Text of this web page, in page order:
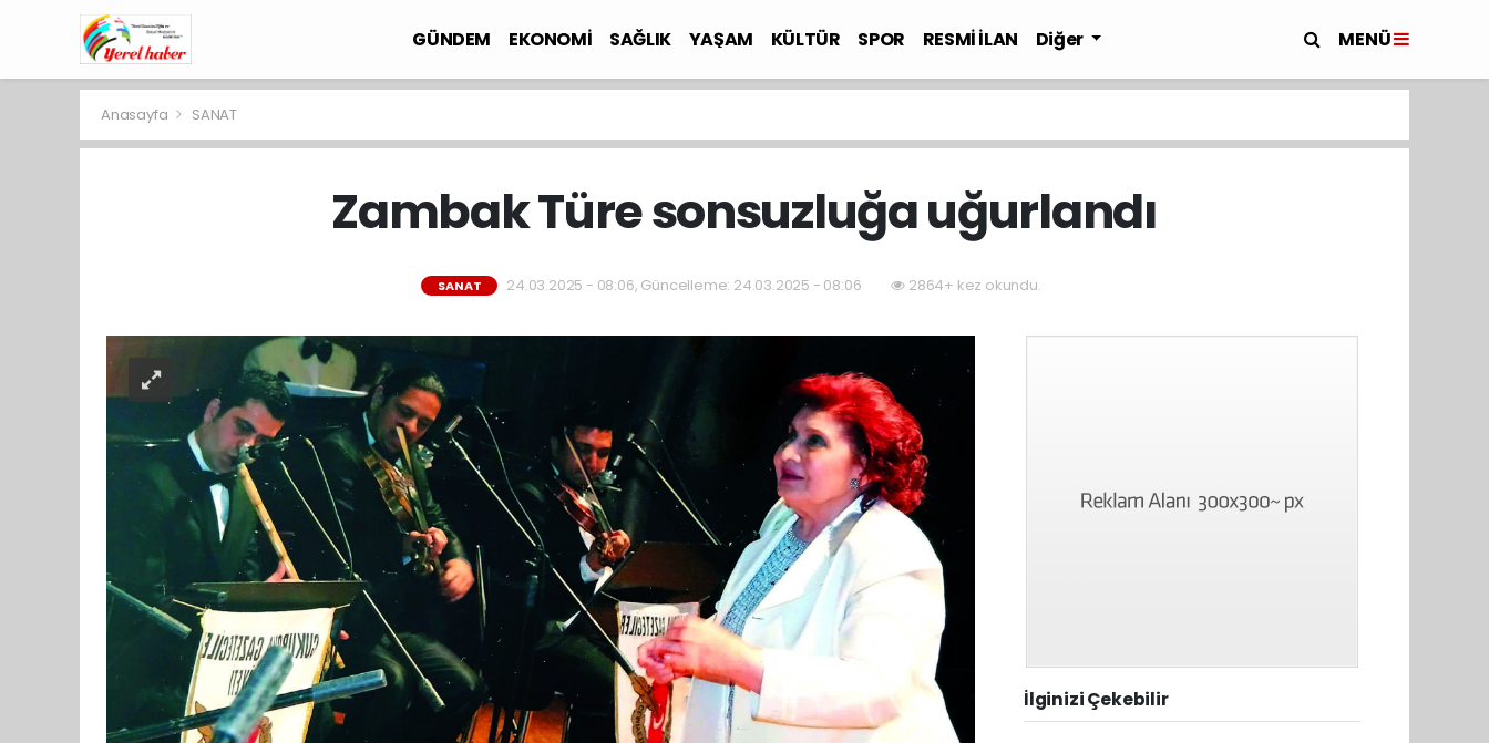
GÜNDEM EKONOMİ SAĞLIK YAŞAM KÜLTÜR SPOR RESMİ İLAN Diğer MENÜ
Anasayfa SANAT
Zambak Türe sonsuzluğa uğurlandı
SANAT 24.03.2025 - 08:06, Güncelleme: 24.03.2025 - 08:06 2864+ kez okundu.
İlginizi Çekebilir